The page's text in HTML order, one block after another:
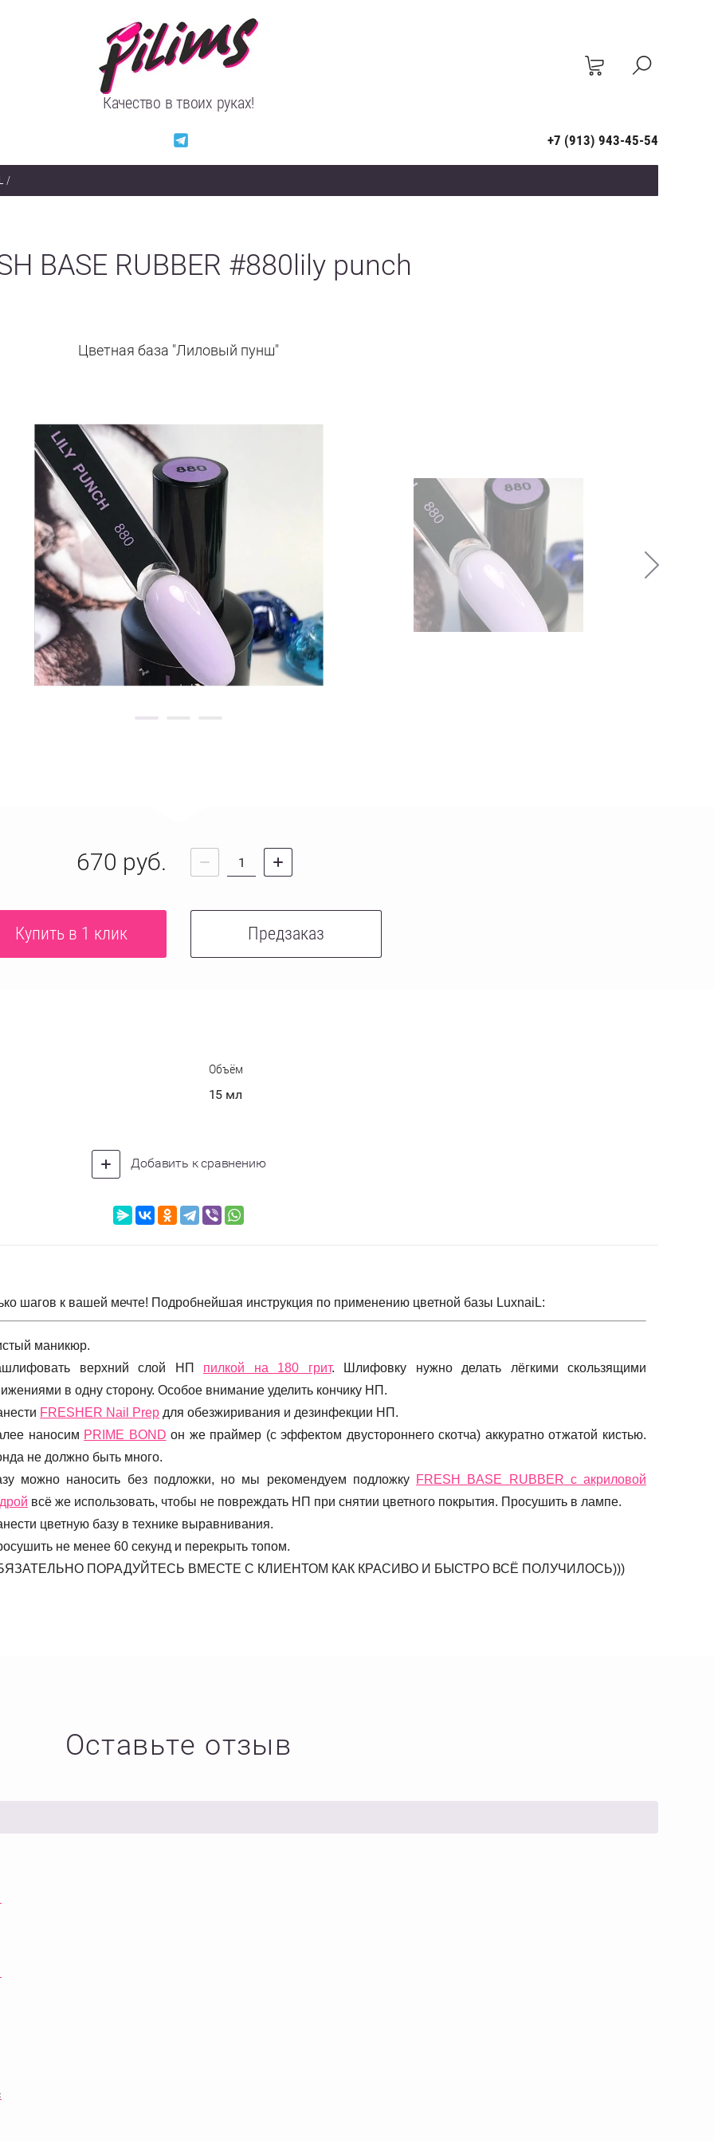
Качество в твоих руках!
+7 (913) 943-45-54
/
BASE RUBBER #880lily punch
Цветная база "Лиловый пунш"
670 руб.
Купить в 1 клик Предзаказ
Объём
15 мл
Добавить к сравнению
шагов к вашей мечте! Подробнейшая инструкция по применению цветной базы LuxnaiL:
маникюр.
верхний слой НП пилкой на 180 грит. Шлифовку нужно делать лёгкими скользящими
в одну сторону. Особое внимание уделить кончику НП.
FRESHER Nail Prep для обезжиривания и дезинфекции НП.
наносим PRIME BOND он же праймер (с эффектом двустороннего скотча) аккуратно отжатой кистью.
не должно быть много.
можно наносить без подложки, но мы рекомендуем подложку FRESH BASE RUBBER с акриловой
всё же использовать, чтобы не повреждать НП при снятии цветного покрытия. Просушить в лампе.
цветную базу в технике выравнивания.
не менее 60 секунд и перекрыть топом.
ПОРАДУЙТЕСЬ ВМЕСТЕ С КЛИЕНТОМ КАК КРАСИВО И БЫСТРО ВСЁ ПОЛУЧИЛОСЬ)))
Оставьте отзыв